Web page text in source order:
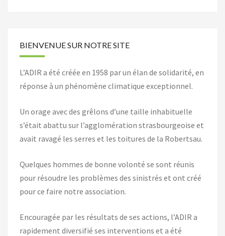
BIENVENUE SUR NOTRE SITE
L’ADIR a été créée en 1958 par un élan de solidarité, en
réponse à un phénomène climatique exceptionnel.
Un orage avec des grêlons d’une taille inhabituelle
s’était abattu sur l’agglomération strasbourgeoise et
avait ravagé les serres et les toitures de la Robertsau.
Quelques hommes de bonne volonté se sont réunis
pour résoudre les problèmes des sinistrés et ont créé
pour ce faire notre association.
Encouragée par les résultats de ses actions, l’ADIR a
rapidement diversifié ses interventions et a été